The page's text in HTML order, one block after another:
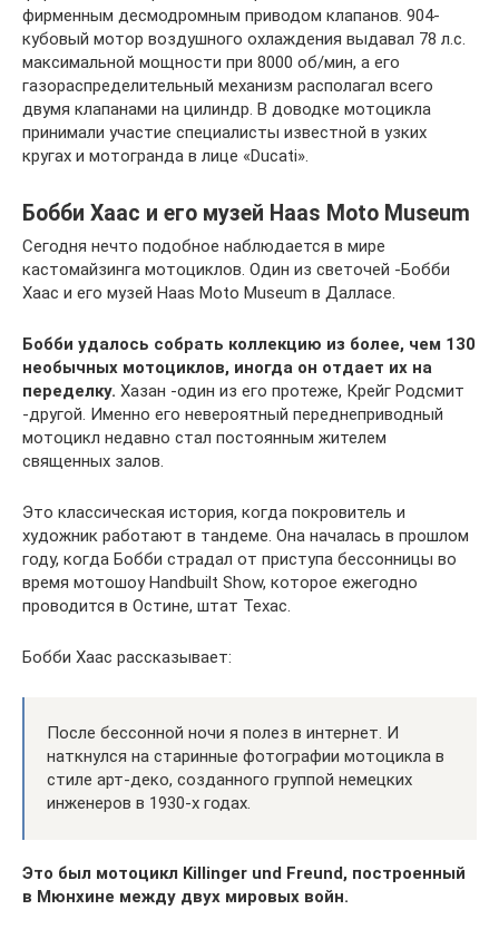
фирменным десмодромным приводом клапанов. 904-
кубовый мотор воздушного охлаждения выдавал 78 л.с.
максимальной мощности при 8000 об/мин, а его
газораспределительный механизм располагал всего
двумя клапанами на цилиндр. В доводке мотоцикла
принимали участие специалисты известной в узких
кругах и мотогранда в лице «Ducati».
Бобби Хаас и его музей Haas Moto Museum
Сегодня нечто подобное наблюдается в мире
кастомайзинга мотоциклов. Один из светочей -Бобби
Хаас и его музей Haas Moto Museum в Далласе.
Бобби удалось собрать коллекцию из более, чем 130
необычных мотоциклов, иногда он отдает их на
переделку. Хазан -один из его протеже, Крейг Родсмит
-другой. Именно его невероятный переднеприводный
мотоцикл недавно стал постоянным жителем
священных залов.
Это классическая история, когда покровитель и
художник работают в тандеме. Она началась в прошлом
году, когда Бобби страдал от приступа бессонницы во
время мотошоу Handbuilt Show, которое ежегодно
проводится в Остине, штат Техас.
Бобби Хаас рассказывает:
После бессонной ночи я полез в интернет. И
наткнулся на старинные фотографии мотоцикла в
стиле арт-деко, созданного группой немецких
инженеров в 1930-х годах.
Это был мотоцикл Killinger und Freund, построенный
в Мюнхине между двух мировых войн.